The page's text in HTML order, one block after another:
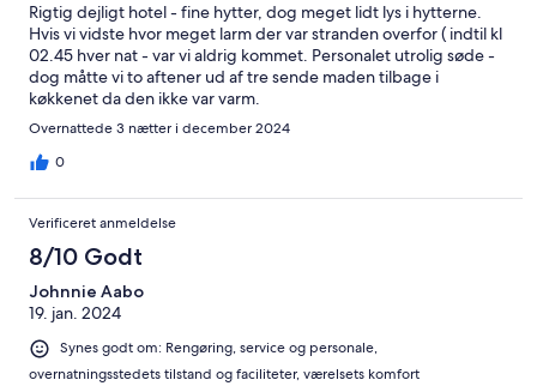
Rigtig dejligt hotel - fine hytter, dog meget lidt lys i hytterne.
Hvis vi vidste hvor meget larm der var stranden overfor ( indtil kl
02.45 hver nat - var vi aldrig kommet. Personalet utrolig søde -
dog måtte vi to aftener ud af tre sende maden tilbage i
køkkenet da den ikke var varm.
Overnattede 3 nætter i december 2024
0
Verificeret anmeldelse
8/10 Godt
Johnnie Aabo
19. jan. 2024
Synes godt om: Rengøring, service og personale,
overnatningsstedets tilstand og faciliteter, værelsets komfort